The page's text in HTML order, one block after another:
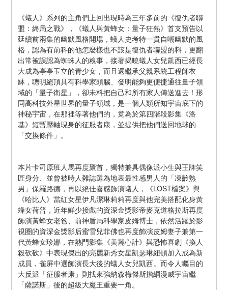
《蟻人》系列的主角們上回出現時為三年多前的《復仇者聯
盟：終局之戰》，《蟻人與黃蜂女：量子狂熱》首支預告以
延續前兩集的幽默風格開場，蟻人史考特一貫自嘲幽默的風
格，認為有前科的他怎麼樣也不該是復仇者聯盟的料，更翻
出常被誤認為蜘蛛人的糗事，接著揭曉蟻人女兒凱西已經長
大成為亭亭玉立的青少女，而且還繼承父親系統工程師衣
缽，聰明絕頂具有科學家頭腦、發明能夠更便捷通往量子領
域的「量子衛星」，卻未料把自己和所有家人傳送進去！形
同高科技外星世界的量子領域，是一個人類所知宇宙底下的
神秘宇宙，在那裡等著他們的，竟為於第四階段影集《洛
基》短暫壓軸現身的征服者康，並提供把他們送回地球的
「交換條件」。
本片卡司原班人馬再度聚首，獨特兼具偶像派小生與王牌笑
匠身分、並曾被時人雜誌選為地表最性感男人的「凍齡熟
男」保羅路德，再以絕佳喜感飾演蟻人，《LOST檔案》與
《哈比人》當紅女星伊凡潔琳莉莉再度與他完美搭配化身黃
蜂女荷普，近年鮮少接戲的資深金獎影帝麥克道格拉斯再度
飾演黃蜂女老爸、前神盾局科學家皮姆博士，依然活躍於影
視圈的資深金獎影后蜜雪兒菲佛也再度飾演皮姆妻子兼第一
代黃蜂女珍娜，在熱門影集《美麗心計》與恐怖喜劇《換人
殺砍砍》中表現傑出的亮麗新秀女星凱瑟琳紐頓加入成為新
成員，雀屏中選飾演長大後的蟻人女兒凱西。而令人矚目的
大反派「征服者康」則找來強納森梅傑斯擔綱漫威宇宙繼
「薩諾斯」後的超級大魔王重要一角。